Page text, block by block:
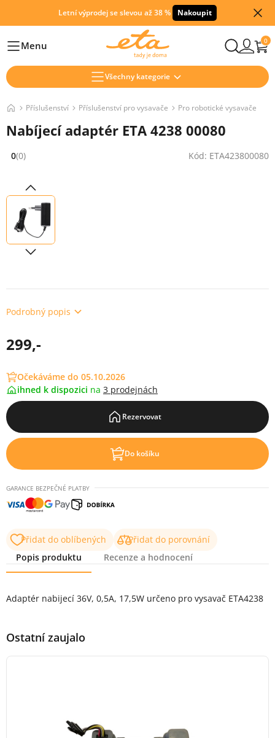
Letní výprodej se slevou až 38 % Nakoupit
HlavníMenu 0
Všechny kategorie
Příslušenství Příslušenství pro vysavače Pro robotické vysavače
Nabíjecí adaptér ETA 4238 00080
Hodnocení: 0 z 5 (0 recenzí)
0(0) Kód: ETA423800080
Podrobný popis
299,-
Očekáváme do 05.10.2026
ihned k dispozici na 3 prodejnách
Rezervovat
Do košíku
GARANCE BEZPEČNÉ PLATBY
Přidat do oblíbených
Přidat do porovnání
Popis produktu
Recenze a hodnocení
Adaptér nabijecí 36V, 0,5A, 17,5W určeno pro vysavač ETA4238
Ostatní zaujalo